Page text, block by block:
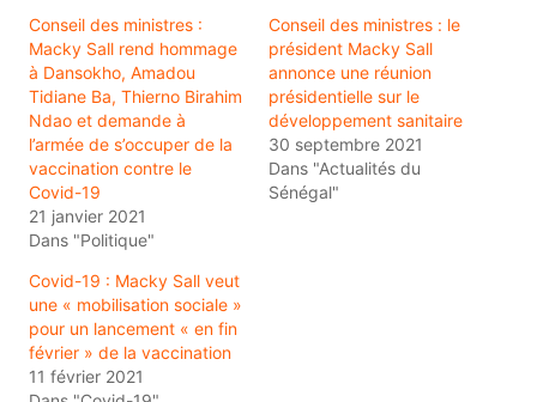
Conseil des ministres :
Macky Sall rend hommage
à Dansokho, Amadou
Tidiane Ba, Thierno Birahim
Ndao et demande à
l’armée de s’occuper de la
vaccination contre le
Covid-19
21 janvier 2021
Dans "Politique"
Conseil des ministres : le
président Macky Sall
annonce une réunion
présidentielle sur le
développement sanitaire
30 septembre 2021
Dans "Actualités du
Sénégal"
Covid-19 : Macky Sall veut
une « mobilisation sociale »
pour un lancement « en fin
février » de la vaccination
11 février 2021